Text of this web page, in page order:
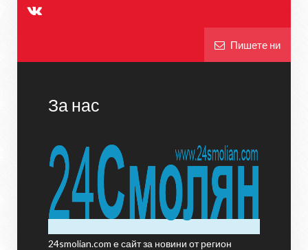
Пишете ни
За нас
24smolian.com е сайт за новини от регион